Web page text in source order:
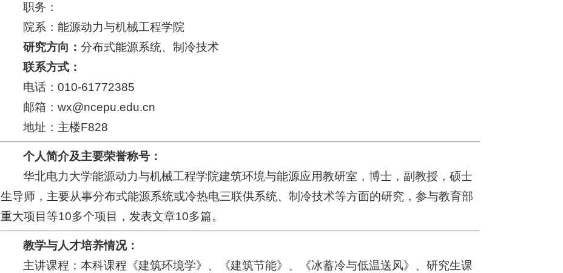
职务：
院系：能源动力与机械工程学院
研究方向：分布式能源系统、制冷技术
联系方式：
电话：010-61772385
邮箱：wx@ncepu.edu.cn
地址：主楼F828
个人简介及主要荣誉称号：
华北电力大学能源动力与机械工程学院建筑环境与能源应用教研室，博士，副教授，硕士
生导师，主要从事分布式能源系统或冷热电三联供系统、制冷技术等方面的研究，参与教育部
重大项目等10多个项目，发表文章10多篇。
教学与人才培养情况：
主讲课程：本科课程《建筑环境学》、《建筑节能》、《冰蓄冷与低温送风》、研究生课